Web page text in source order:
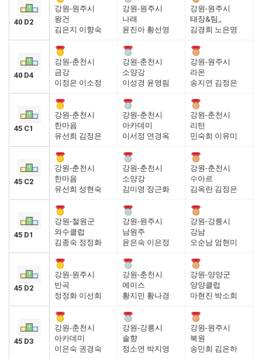
40 D2
강원-원주시
왕건
김은지 이향숙
강원-원주시
나래
윤진아 황선영
강원-원주시
태장&팀_
김경희 노은영
40 D4
강원-춘천시
금강
이정은 이소정
강원-춘천시
소양강
이성경 윤영림
강원-원주시
라온
송지연 김정은
45 C1
강원-춘천시
한마음
유선희 김정은
강원-춘천시
아카데미
이서정 연경옥
강원-춘천시
리턴
민숙희 이유미
45 C2
강원-춘천시
한마음
유선희 성현숙
강원-춘천시
소양강
김미영 장근화
강원-춘천시
수아르
김옥란 김정은
45 D1
강원-철원군
와수클럽
김종숙 정정화
강원-원주시
남원주
윤은숙 이은정
강원-강릉시
강남
오순남 엄현미
45 D2
강원-원주시
반곡
정정화 이선희
강원-춘천시
에이스
황지민 황나경
강원-양양군
양양클럽
마현진 박소희
45 D3
강원-춘천시
아카데미
이은숙 권경숙
강원-강릉시
솔향
정소연 박지영
강원-원주시
북원
송민희 김은하